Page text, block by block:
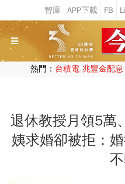
熱門： 台積電 兆豐金配息
退休教授月領5萬
姨求婚卻被拒：